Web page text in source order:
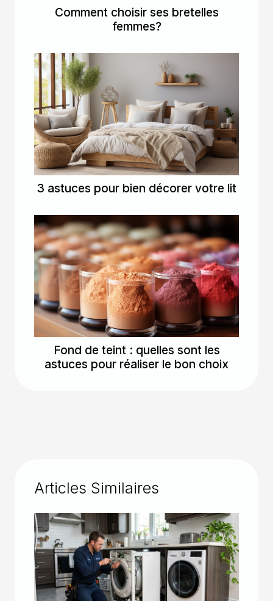
Comment choisir ses bretelles
femmes?
3 astuces pour bien décorer votre lit
Fond de teint : quelles sont les
astuces pour réaliser le bon choix
Articles Similaires